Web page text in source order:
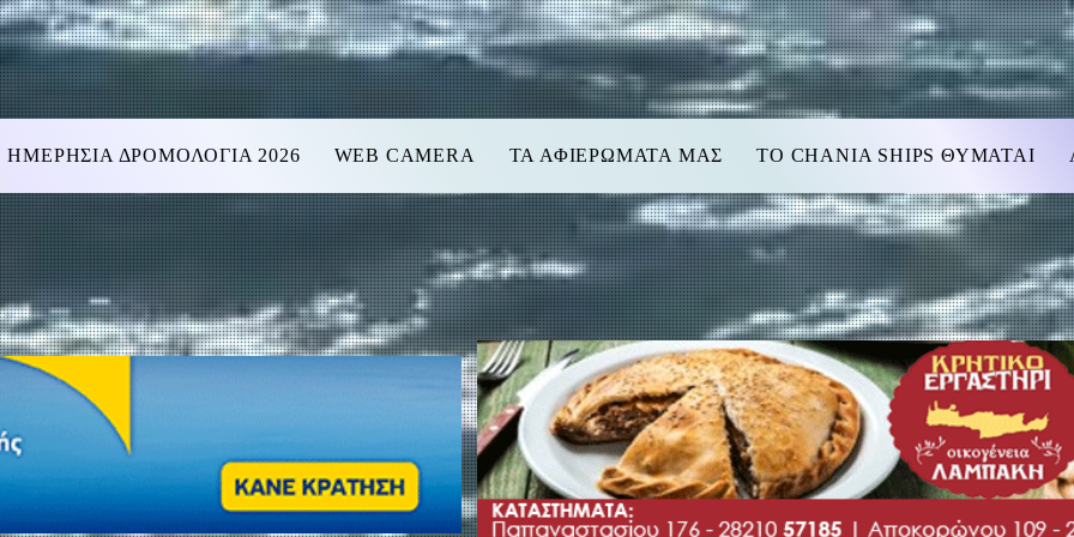
ΗΜΕΡΗΣΙΑ ΔΡΟΜΟΛΟΓΙΑ 2026 WEB CAMERA ΤΑ ΑΦΙΕΡΩΜΑΤΑ ΜΑΣ TO CHANIA SHIPS ΘΥΜΑΤΑΙ